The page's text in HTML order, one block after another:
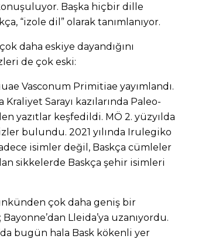
Başka hiçbir dille
“izole dil” olarak tanımlanıyor.
daha eskiye dayandığını
de çok eski:
Vasconum Primitiae yayımlandı.
Kraliyet Sarayı kazılarında Paleo-
yazıtlar keşfedildi. MÖ 2. yüzyılda
bulundu. 2021 yılında Irulegiko
isimler değil, Baskça cümleler
sikkelerde Baskça şehir isimleri
çok daha geniş bir
Lleida’ya uzanıyordu.
bugün hala Bask kökenli yer